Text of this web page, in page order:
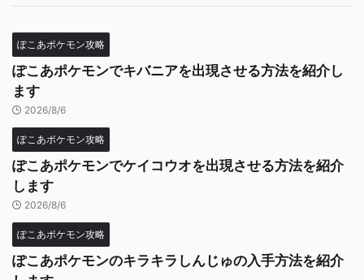
ぽこあポケモン攻略
ぽこあポケモンでキバニアを出現させる方法を紹介し
ます
2026/8/6
ぽこあポケモン攻略
ぽこあポケモンでケイコウオを出現させる方法を紹介
します
2026/8/6
ぽこあポケモン攻略
ぽこあポケモンのキラキラしんじゅの入手方法を紹介